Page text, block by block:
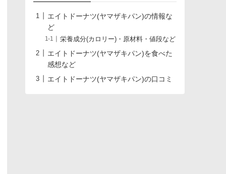
エイトドーナツ(ヤマザキパン)の情報な
ど
栄養成分(カロリー)・原材料・値段など
エイトドーナツ(ヤマザキパン)を食べた
感想など
エイトドーナツ(ヤマザキパン)の口コミ